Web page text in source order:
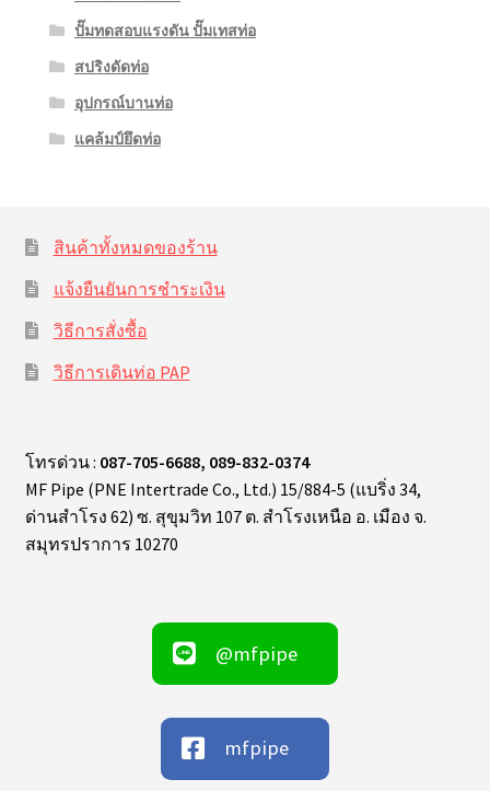
ปั๊มทดสอบแรงดัน ปั๊มเทสท่อ
สปริงดัดท่อ
อุปกรณ์บานท่อ
แคล้มป์ยึดท่อ
สินค้าทั้งหมดของร้าน
แจ้งยืนยันการชำระเงิน
วิธีการสั่งซื้อ
วิธีการเดินท่อ PAP
โทรด่วน : 087-705-6688, 089-832-0374
MF Pipe (PNE Intertrade Co., Ltd.) 15/884-5 (แบริ่ง 34,
ด่านสำโรง 62) ซ. สุขุมวิท 107 ต. สำโรงเหนือ อ. เมือง จ.
สมุทรปราการ 10270
@mfpipe
mfpipe